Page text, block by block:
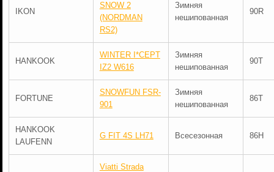
IKON
SNOW 2
(NORDMAN
RS2)
Зимняя
нешипованная
90R
HANKOOK
WINTER I*CEPT
IZ2 W616
Зимняя
нешипованная
90T
FORTUNE
SNOWFUN FSR-
901
Зимняя
нешипованная
86T
HANKOOK
LAUFENN
G FIT 4S LH71 Всесезонная 86H
Viatti Strada